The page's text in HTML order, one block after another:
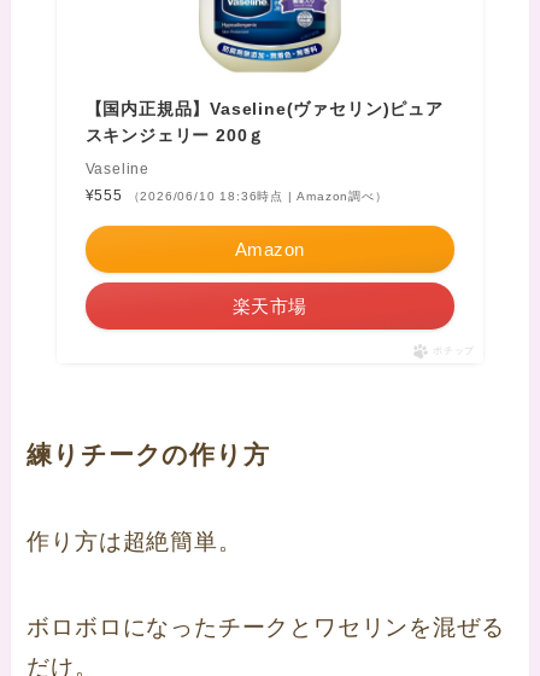
【国内正規品】Vaseline(ヴァセリン)ピュア
スキンジェリー 200ｇ
Vaseline
¥555
（2026/06/10 18:36時点 | Amazon調べ）
Amazon
楽天市場
ポチップ
練りチークの作り方
作り方は超絶簡単。
ボロボロになったチークとワセリンを混ぜる
だけ。